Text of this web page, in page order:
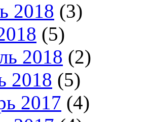
2018 (3)
(5)
2018 (2)
2018 (5)
2017 (4)